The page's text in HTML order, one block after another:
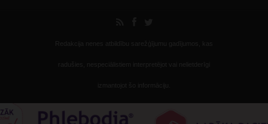
Redakcija nenes atbildību sarežģījumu gadījumos, kas